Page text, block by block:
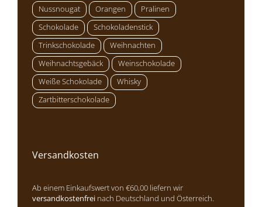
Nussnougat
Orangen
Pralinen
Schokolade
Schokoladenstick
Trinkschokolade
Weihnachten
Weihnachtsgebäck
Weinschokolade
Weiße Schokolade
Whisky
Zartbitterschokolade
Versandkosten
Ab einem Einkaufswert von €60,00 liefern wir
versandkostenfrei nach Deutschland und Österreich.